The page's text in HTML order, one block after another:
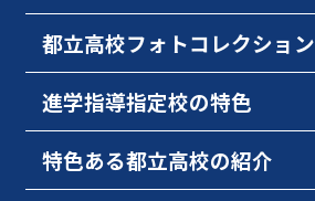
都立高校フォトコレクション
進学指導指定校の特色
特色ある都立高校の紹介